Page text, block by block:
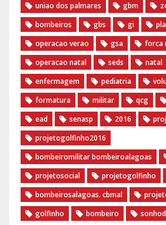
uniao dos palmares
gbm
bombeiros
gbs gi
operacao verao
gsa
forca
operacao natal
seds natal
enfermagem
pediatria
formatura
militar qcg
ead
senasp 2016
projetogolfinho2016
bombeiromilitar bombeiroalagoas
projetosocial
projetogolfinho
bombeirosalagoas. cbmal
golfinho
bombeiro